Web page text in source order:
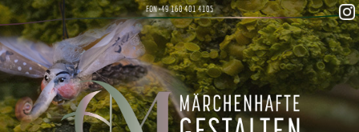
FON +49 160 401 4105